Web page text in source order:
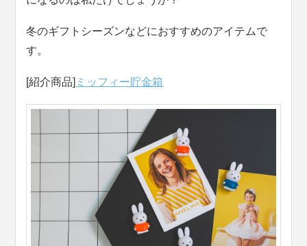
冬のギフトシーズンなどにおすすめのアイテムで
す。
[紹介商品] ミッフィー貯金箱